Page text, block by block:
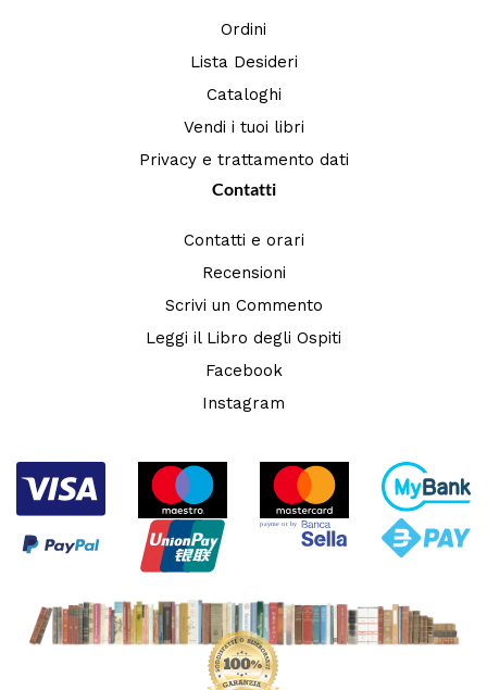
Ordini
Lista Desideri
Cataloghi
Vendi i tuoi libri
Privacy e trattamento dati
Contatti
Contatti e orari
Recensioni
Scrivi un Commento
Leggi il Libro degli Ospiti
Facebook
Instagram